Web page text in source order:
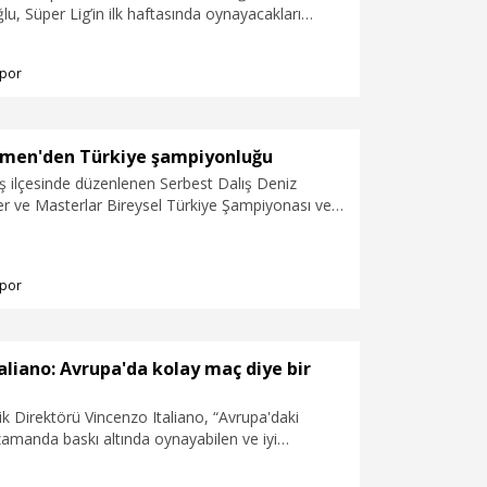
Yıkım çalışmaları havadan görüntülendi.
Süper Lig’in ilk haftasında oynayacakları
var; iç sahada oynuyoruz.
Türkiye şampiyonluğu
ilçesinde düzenlenen Serbest Dalış Deniz
ve Masterlar Bireysel Türkiye Şampiyonası ve
Avrupa'da kolay maç diye bir
Direktörü Vincenzo Italiano, “Avrupa'daki
baskı altında oynayabilen ve iyi